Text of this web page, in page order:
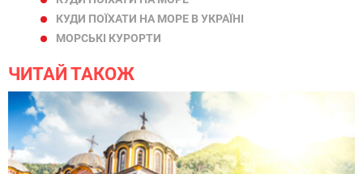
КУДИ ПОЇХАТИ НА МОРЕ В УКРАЇНІ
МОРСЬКІ КУРОРТИ
ЧИТАЙ ТАКОЖ